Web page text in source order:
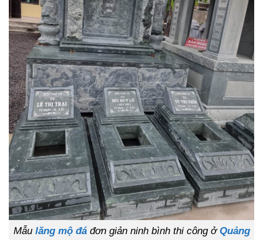
Mẫu lăng mộ đáđơn giản ninh bình thi công ởQuảng